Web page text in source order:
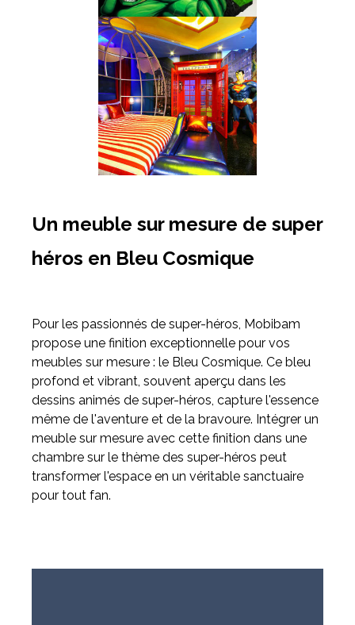
Un meuble sur mesure de super
héros en Bleu Cosmique
Pour les passionnés de super-héros, Mobibam
propose une finition exceptionnelle pour vos
meubles sur mesure : le Bleu Cosmique. Ce bleu
profond et vibrant, souvent aperçu dans les
dessins animés de super-héros, capture l'essence
même de l'aventure et de la bravoure. Intégrer un
meuble sur mesure avec cette finition dans une
chambre sur le thème des super-héros peut
transformer l'espace en un véritable sanctuaire
pour tout fan.